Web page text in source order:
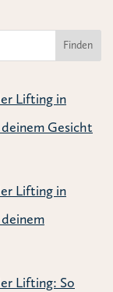
Finden
Lifting in
Gesicht
Lifting in
Lifting: So